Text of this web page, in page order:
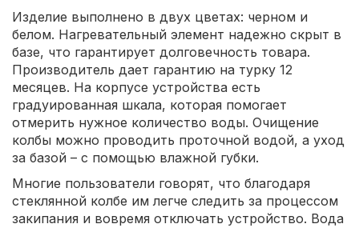
Изделие выполнено в двух цветах: черном и
белом. Нагревательный элемент надежно скрыт в
базе, что гарантирует долговечность товара.
Производитель дает гарантию на турку 12
месяцев. На корпусе устройства есть
градуированная шкала, которая помогает
отмерить нужное количество воды. Очищение
колбы можно проводить проточной водой, а уход
за базой – с помощью влажной губки.
Многие пользователи говорят, что благодаря
стеклянной колбе им легче следить за процессом
закипания и вовремя отключать устройство. Вода